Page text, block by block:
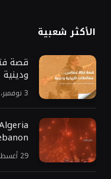
الأكثر شعبية
قصة
ودينية
3 نوفمبر، 2021
29 أغسطس، 2024